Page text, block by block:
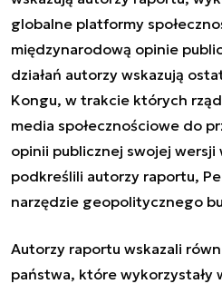
globalne platformy
międzynarodową opinie
działań autorzy wskazują
Kongu, w trakcie których
media społecznościowe do
opinii publicznej swojej wersji
podkreślili autorzy raportu,
narzędzie geopolitycznego
Autorzy raportu wskazali
państwa, które wykorzystały